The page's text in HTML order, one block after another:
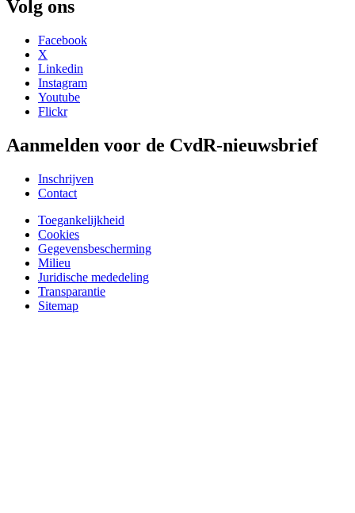
Volg ons
Facebook
X
Linkedin
Instagram
Youtube
Flickr
Aanmelden voor de CvdR-nieuwsbrief
Inschrijven
Contact
Toegankelijkheid
Cookies
Gegevensbescherming
Milieu
Juridische mededeling
Transparantie
Sitemap